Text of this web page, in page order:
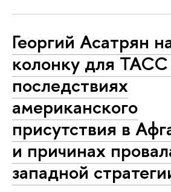
Георгий Асатрян
колонку для
последствиях
американского
присутствия в
и причинах
западной